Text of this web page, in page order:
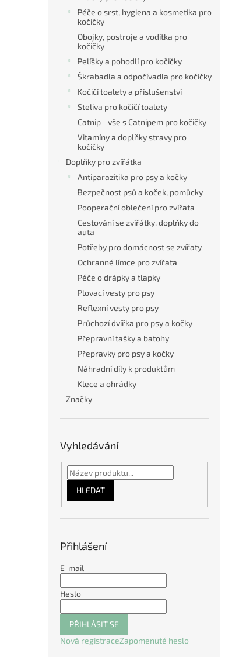
Péče o srst, hygiena a kosmetika pro
kočičky
Obojky, postroje a vodítka pro
kočičky
Pelíšky a pohodlí pro kočičky
Škrabadla a odpočívadla pro kočičky
Kočičí toalety a příslušenství
Steliva pro kočičí toalety
Catnip - vše s Catnipem pro kočičky
Vitamíny a doplňky stravy pro
kočičky
Doplňky pro zvířátka
Antiparazitika pro psy a kočky
Bezpečnost psů a koček, pomůcky
Pooperační oblečení pro zvířata
Cestování se zvířátky, doplňky do
auta
Potřeby pro domácnost se zvířaty
Ochranné límce pro zvířata
Péče o drápky a tlapky
Plovací vesty pro psy
Reflexní vesty pro psy
Průchozí dvířka pro psy a kočky
Přepravní tašky a batohy
Přepravky pro psy a kočky
Náhradní díly k produktům
Klece a ohrádky
Značky
Vyhledávání
HLEDAT
Přihlášení
E-mail
Heslo
PŘIHLÁSIT SE
Nová registraceZapomenuté heslo